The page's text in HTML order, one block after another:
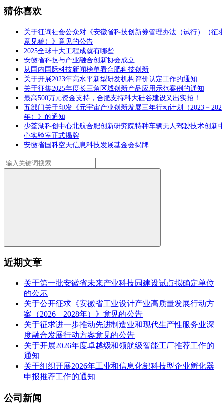
猜你喜欢
关于征询社会公众对《安徽省科技创新券管理办法（试行）（征
意见稿）》意见的公告
2025全球十大工程成就有哪些
安徽省科技与产业融合创新协会成立
从国内国际科技新闻榜单看合肥科技创新
关于开展2023年高水平新型研发机构评价认定工作的通知
关于征集2025年度长三角区域创新产品应用示范案例的通知
最高500万元资金支持，合肥支持科大硅谷建设又出实招！
五部门关于印发《元宇宙产业创新发展三年行动计划（2023－
年）》的通知
少荃湖科创中心北航合肥创新研究院特种车辆无人驾驶技术创新
心实验室正式揭牌
安徽省国科空天信息科技发展基金会揭牌
近期文章
关于第一批安徽省未来产业科技园建设试点拟确定单位
的公示
关于公开征求《安徽省工业设计产业高质量发展行动方
案（2026—2028年）》意见的公告
关于征求进一步推动先进制造业和现代生产性服务业深
度融合发展行动方案意见的公告
关于开展2026年度卓越级和领航级智能工厂推荐工作的
通知
关于组织开展2026年工业和信息化部科技型企业孵化器
申报推荐工作的通知
公司新闻